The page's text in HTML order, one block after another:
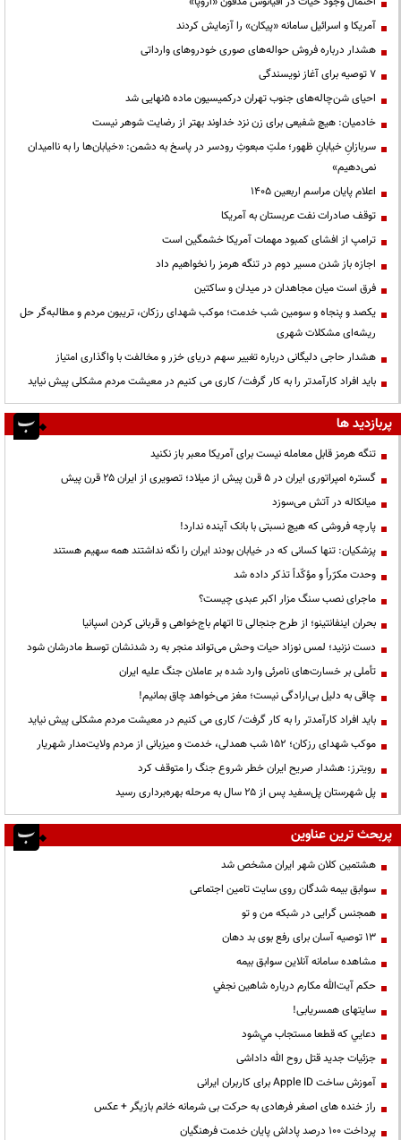
آمریکا و اسرائیل سامانه «پیکان» را آزمایش کردند
هشدار درباره فروش حواله‌های صوری خودروهای وارداتی
۷ توصیه برای آغاز نویسندگی
احیای شن‌چاله‌های جنوب تهران درکمیسیون ماده ۵نهایی شد
خادمیان: هیچ شفیعی برای زن نزد خداوند بهتر از رضایت شوهر نیست
سربازانِ خیابانِ ظهور؛ ملتِ مبعوثِ رودسر در پاسخ به دشمن: «خیابان‌ها را به ناامیدان
نمی‌دهیم»
اعلام پایان مراسم اربعین ۱۴۰۵
توقف صادرات نفت عربستان به آمریکا
ترامپ از افشای کمبود مهمات آمریکا خشمگین است
اجازه باز شدن مسیر دوم در تنگه هرمز را نخواهیم داد
فرق است میان مجاهدان در میدان و ساکتین
یکصد و پنجاه و سومین شب خدمت؛ موکب شهدای رزکان، تریبون مردم و مطالبه‌گر حل
ریشه‌ای مشکلات شهری
هشدار حاجی دلیگانی درباره تغییر سهم دریای خزر و مخالفت با واگذاری امتیاز
باید افراد کارآمدتر را به کار گرفت/ کاری می کنیم در معیشت مردم مشکلی پیش نیاید
پربازدید ها
تنگه هرمز قابل معامله نیست برای آمریکا معبر باز نکنید
گستره امپراتوری ایران در ۵ قرن پیش از میلاد؛ تصویری از ایران ۲۵ قرن پیش
میانکاله در آتش می‌سوزد
پارچه فروشی که هیچ نسبتی با بانک آینده ندارد!
پزشکیان: تنها کسانی که در خیابان بودند ایران را نگه نداشتند همه سهیم هستند
وحدت مکرّراً و مؤکّداً تذکر داده شد
ماجرای نصب سنگ مزار اکبر عبدی چیست؟
بحران اینفانتینو؛ از طرح جنجالی تا اتهام باج‌خواهی و قربانی کردن اسپانیا
دست نزنید؛ لمس نوزاد حیات وحش می‌تواند منجر به رد شدنشان توسط مادرشان شود
تأملی بر خسارت‌های نامرئی وارد شده بر عاملان جنگ علیه ایران
چاقی به دلیل بی‌ارادگی نیست؛ مغز می‌خواهد چاق بمانیم!
باید افراد کارآمدتر را به کار گرفت/ کاری می کنیم در معیشت مردم مشکلی پیش نیاید
موکب شهدای رزکان؛ ۱۵۲ شب همدلی، خدمت و میزبانی از مردم ولایت‌مدار شهریار
رویترز: هشدار صریح ایران خطر شروع جنگ را متوقف کرد
پل شهرستان پل‌سفید پس از ۲۵ سال به مرحله بهره‌برداری رسید
پربحث ترین عناوین
هشتمین کلان شهر ایران مشخص شد
سوابق بیمه شدگان روی سایت تامین اجتماعی
همجنس گرایی در شبکه من و تو
13 توصیه آسان برای رفع بوی بد دهان
مشاهده سامانه آنلاين سوابق بیمه
حكم آيت‌الله مكارم درباره شاهين نجفي
سایتهای همسریابی!
دعايي كه قطعا مستجاب مي‌شود
جزئیات جدید قتل روح الله داداشی
آموزش ساخت Apple ID برای کاربران ایرانی
راز خنده های اصغر فرهادی به حرکت بی شرمانه خانم بازیگر + عکس
پرداخت ۱۰۰ درصد پاداش پایان خدمت فرهنگیان